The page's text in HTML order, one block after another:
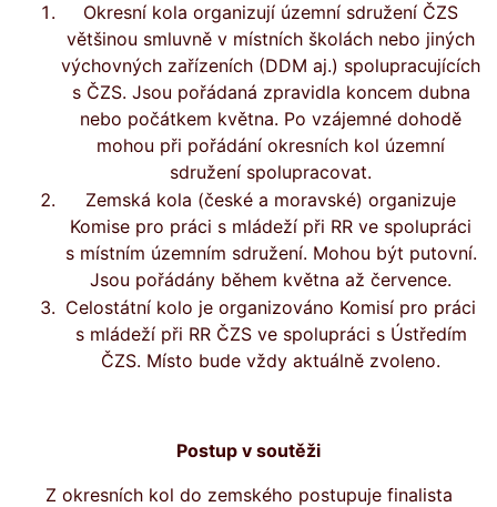
Okresní kola organizují územní sdružení ČZS
většinou smluvně v místních školách nebo jiných
výchovných zařízeních (DDM aj.) spolupracujících
s ČZS. Jsou pořádaná zpravidla koncem dubna
nebo počátkem května. Po vzájemné dohodě
mohou při pořádání okresních kol územní
sdružení spolupracovat.
Zemská kola (české a moravské) organizuje
Komise pro práci s mládeží při RR ve spolupráci
s místním územním sdružení. Mohou být putovní.
Jsou pořádány během května až července.
Celostátní kolo je organizováno Komisí pro práci
s mládeží při RR ČZS ve spolupráci s Ústředím
ČZS. Místo bude vždy aktuálně zvoleno.
Postup v soutěži
Z okresních kol do zemského postupuje finalista